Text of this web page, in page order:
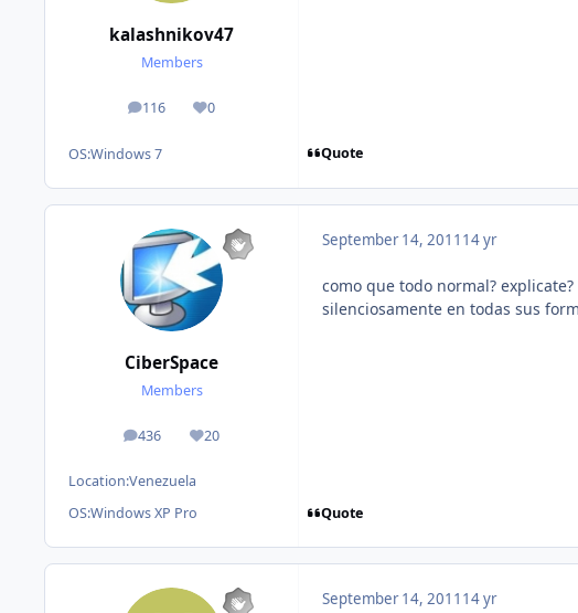
kalashnikov47
Members
116
posts 0
Reputation
OS:Windows 7 Quote
CiberSpace
Members
436
posts 20
Reputation
Location:Venezuela
OS:Windows XP Pro
September 14, 2011 14 yr
como que todo normal?
silenciosamente en todas sus
Quote
September 14, 2011 14 yr